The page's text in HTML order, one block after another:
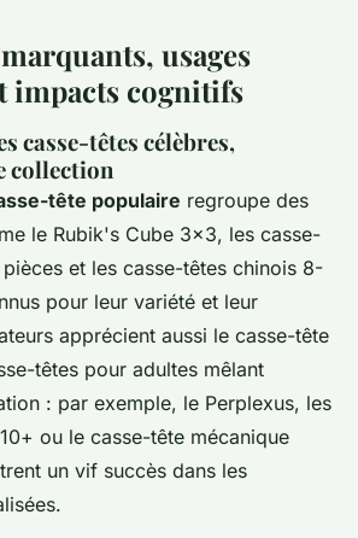
usages
impacts cognitifs
casse-têtes célèbres,
collection
tête populaire regroupe des
le Rubik's Cube 3x3, les casse-
et les casse-têtes chinois 8-
pour leur variété et leur
apprécient aussi le casse-tête
têtes pour adultes mêlant
: par exemple, le Perplexus, les
ou le casse-tête mécanique
un vif succès dans les